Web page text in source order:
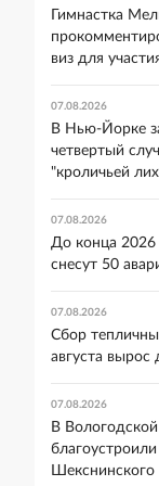
Гимнастка
виз для
07.08.2026
В Нью-Йорке
четвертый
"кроличьей
07.08.2026
До конца
снесут 50
07.08.2026
Сбор
августа
07.08.2026
В